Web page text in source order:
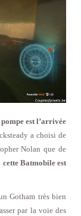
est l’arrivée
a choisi de
Nolan que de
cette Batmobile est
Gotham très bien
par la voie des